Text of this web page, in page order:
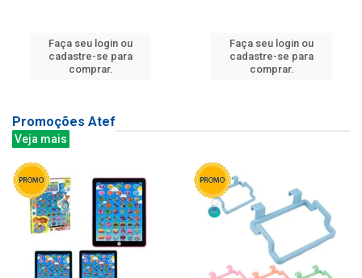
Faça seu login ou
cadastre-se para
comprar.
Faça seu login ou
cadastre-se para
comprar.
Promoções Atef
Veja mais